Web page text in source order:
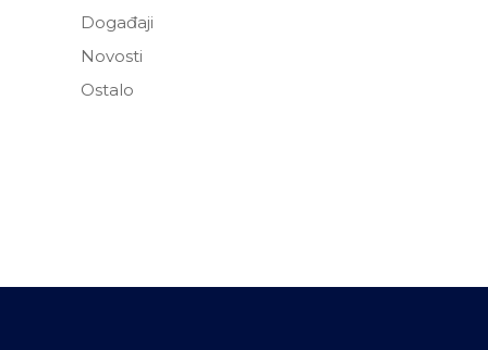
Događaji
Novosti
Ostalo